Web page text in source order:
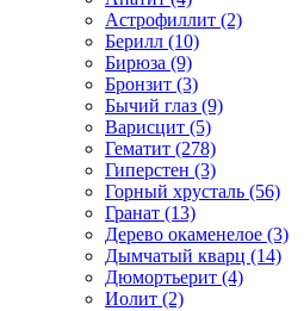
Астрофиллит (2)
Берилл (10)
Бирюза (9)
Бронзит (3)
Бычий глаз (9)
Варисцит (5)
Гематит (278)
Гиперстен (3)
Горный хрусталь (56)
Гранат (13)
Дерево окаменелое (3)
Дымчатый кварц (14)
Дюмортьерит (4)
Иолит (2)